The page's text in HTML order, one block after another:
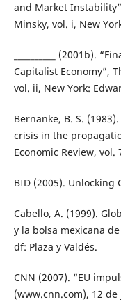
and Market
Minsky, vol. i, New
__________ (2001b).
Capitalist Economy”,
vol. ii, New York:
Bernanke, B. S.
crisis in the
Economic Review,
BID (2005).
Cabello, A. (1999).
y la bolsa mexicana
df: Plaza y Valdés.
CNN (2007). “EU
(www.cnn.com), 12 de